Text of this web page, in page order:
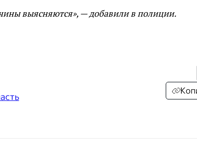
выясняются», — добавили в полиции.